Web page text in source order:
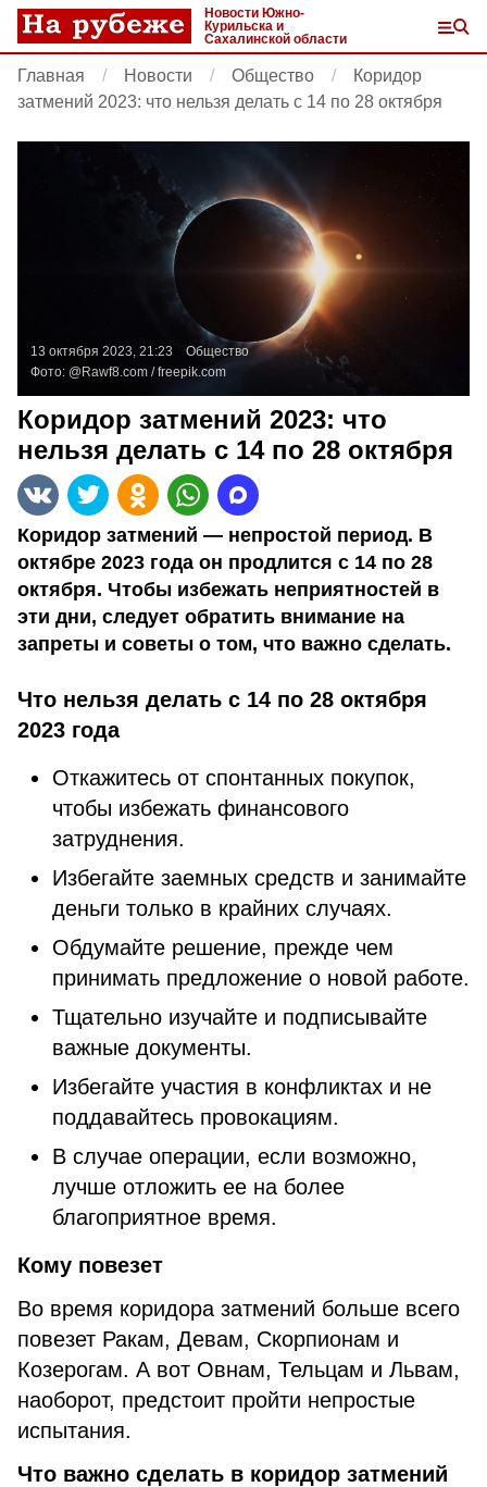
Новости Южно-
Курильска и
Сахалинской области
Главная Новости Общество
Коридор
затмений 2023: что нельзя делать с 14 по 28 октября
13 октября 2023, 21:23
Общество
Фото: @Rawf8.com /freepik.com
Коридор затмений 2023: что
нельзя делать с 14 по 28 октября
Коридор затмений — непростой период. В
октябре 2023 года он продлится с 14 по 28
октября. Чтобы избежать неприятностей в
эти дни, следует обратить внимание на
запреты и советы о том, что важно сделать.
Что нельзя делать с 14 по 28 октября
2023 года
Откажитесь от спонтанных покупок,
чтобы избежать финансового
затруднения.
Избегайте заемных средств и занимайте
деньги только в крайних случаях.
Обдумайте решение, прежде чем
принимать предложение о новой работе.
Тщательно изучайте и подписывайте
важные документы.
Избегайте участия в конфликтах и не
поддавайтесь провокациям.
В случае операции, если возможно,
лучше отложить ее на более
благоприятное время.
Кому повезет
Во время коридора затмений больше всего
повезет Ракам, Девам, Скорпионам и
Козерогам. А вот Овнам, Тельцам и Львам,
наоборот, предстоит пройти непростые
испытания.
Что важно сделать в коридор затмений